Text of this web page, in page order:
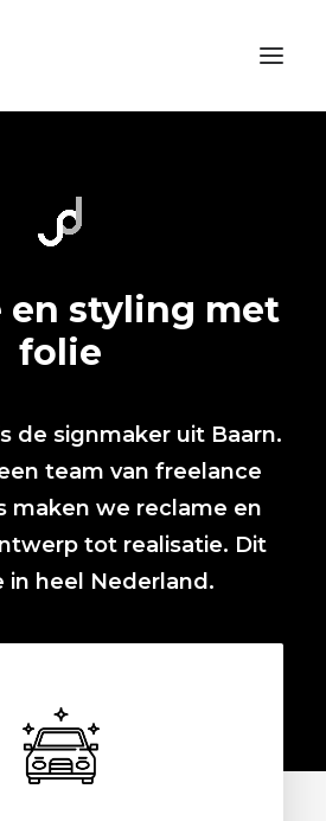
en styling met
folie
de signmaker uit Baarn.
team van freelance
maken we reclame en
tot realisatie. Dit
in heel Nederland.